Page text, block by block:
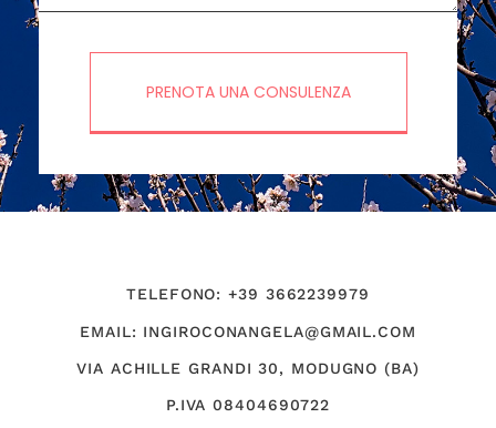
PRENOTA UNA CONSULENZA
TELEFONO: +39 3662239979
EMAIL: INGIROCONANGELA@GMAIL.COM
VIA ACHILLE GRANDI 30, MODUGNO (BA)
P.IVA 08404690722